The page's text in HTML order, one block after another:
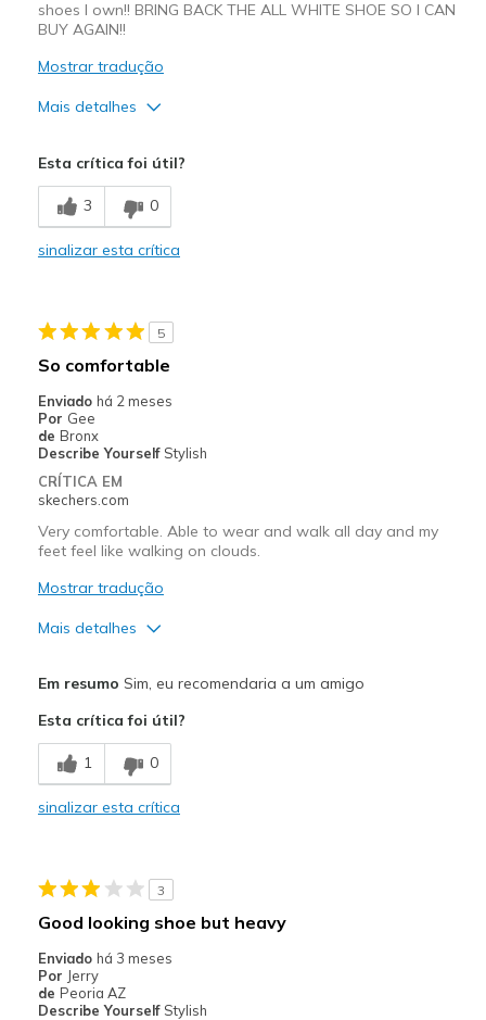
shoes I own!! BRING BACK THE ALL WHITE SHOE SO I CAN
BUY AGAIN!!
Mostrar tradução
Mais detalhes
Comfortable
Durable
Casual Wear
Width
Sizing
Feels true to size
Esta crítica foi útil?
3 0
sinalizar esta crítica
5
So comfortable
Enviado há 2 meses
Por Gee
de Bronx
Describe Yourself Stylish
CRÍTICA EM
skechers.com
Very comfortable. Able to wear and walk all day and my
feet feel like walking on clouds.
Mostrar tradução
Mais detalhes
Melhores utilizações
Casual Wear
Travel
Sizing
Feels true to size
View On Shoes
I'm Into Shoes
Em resumo Sim, eu recomendaria a um amigo
Esta crítica foi útil?
1 0
sinalizar esta crítica
3
Good looking shoe but heavy
Enviado há 3 meses
Por Jerry
de Peoria AZ
Describe Yourself Stylish